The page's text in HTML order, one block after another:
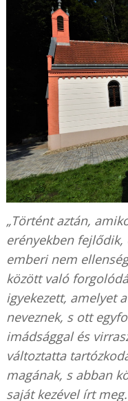
„Történt aztán,
erényekben fejlődik,
emberi nem
között való
igyekezett, amelyet
neveznek, s ott
imádsággal és
változtatta
magának, s abban
saját kezével írt